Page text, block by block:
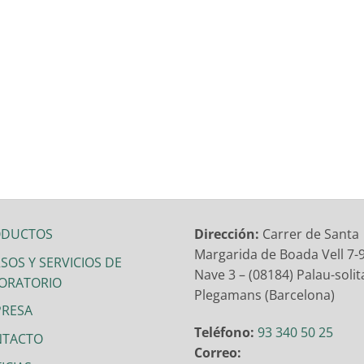
Y SERVICIOS DE
Dirección: Carrer de Santa
Margarida de Boada Vell 7-
Nave 3 – (08184) Palau-
Plegamans (Barcelona)
Teléfono: 93 340 50 25
Correo: